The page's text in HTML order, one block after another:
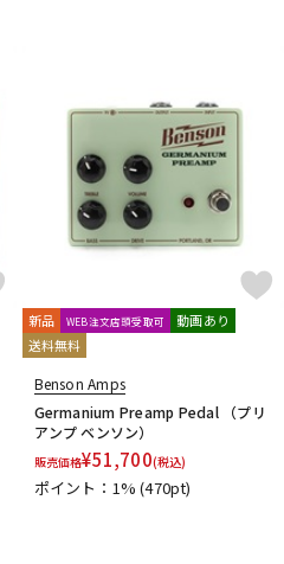
楽器アクセサリ
ヴィンテージ
新品 WEB注文店頭受取可
動画あり
送料無料
Benson Amps
Germanium Preamp Pedal （プリ
アンプ ベンソン）
販売価格¥51,700(税込)
ポイント：1%(470pt)